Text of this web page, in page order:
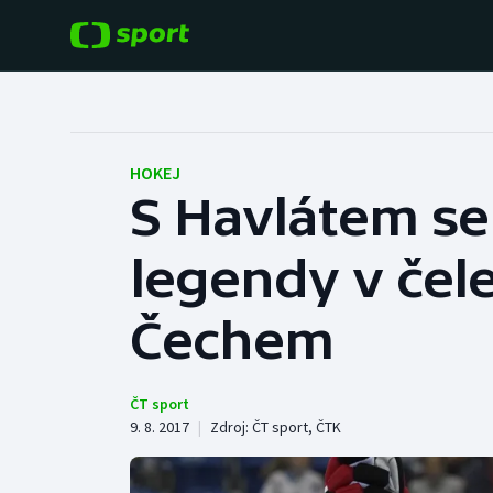
Hokej
Tenis
Atletika
Baseball a softbal
Basketbal
HOKEJ
S Havlátem
legendy v
Čechem
ČT sport
9. 8. 2017 | Zdroj: ČT sport, ČTK